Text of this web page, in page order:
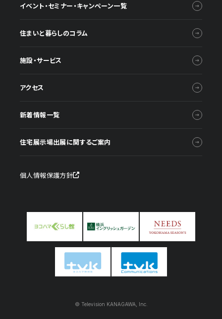
イベント・セミナー・キャンペーン一覧
住まいと暮らしのコラム
施設・サービス
アクセス
新着情報一覧
住宅展示場出展に関するご案内
個人情報保護方針
© Television KANAGAWA, Inc.